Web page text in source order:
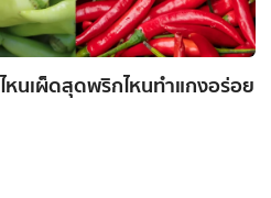
นเผ็ดสุดพริกไหนทำแกงอร่อย